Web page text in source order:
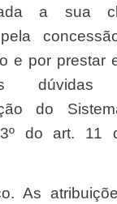
a sua
pela
e por prestar
dúvidas
do
do art. 11